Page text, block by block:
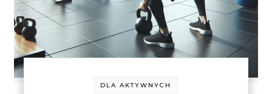
DLA AKTYWNYCH